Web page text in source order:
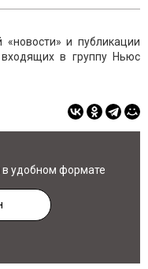
и публикации
в группу Ньюс
удобном формате